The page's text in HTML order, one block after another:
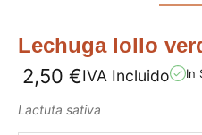
Lechuga lollo
2,50 €IVA Incluido In
Lactuta sativa